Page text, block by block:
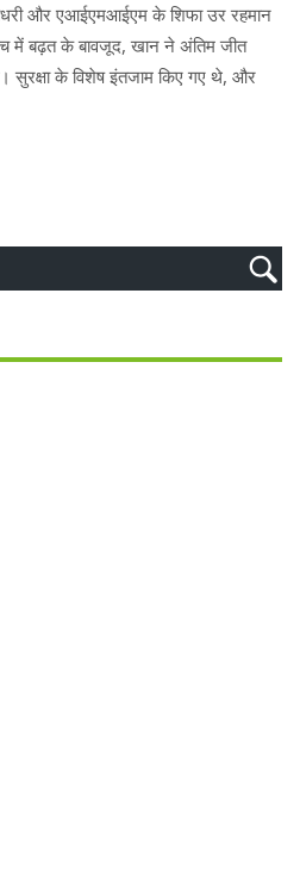
और एआईएमआईएम के शिफा उर रहमान
में बढ़त के बावजूद, खान ने अंतिम जीत
सुरक्षा के विशेष इंतजाम किए गए थे, और